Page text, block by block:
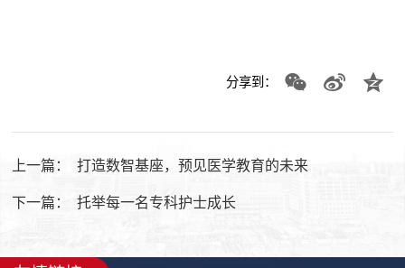
分享到：
上一篇： 打造数智基座，预见医学教育的未来
下一篇： 托举每一名专科护士成长